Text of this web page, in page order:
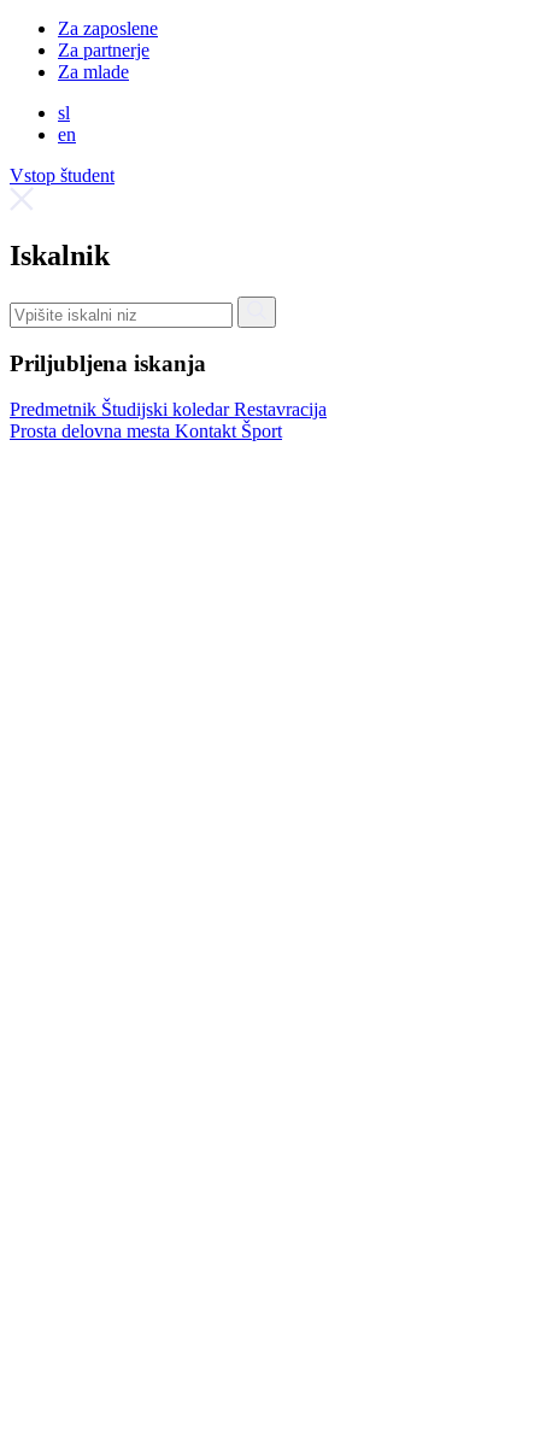
Za zaposlene
Za partnerje
Za mlade
sl
en
Vstop študent
Iskalnik
Priljubljena iskanja
Predmetnik Študijski koledarRestavracija
Prosta delovna mesta Kontakt Šport